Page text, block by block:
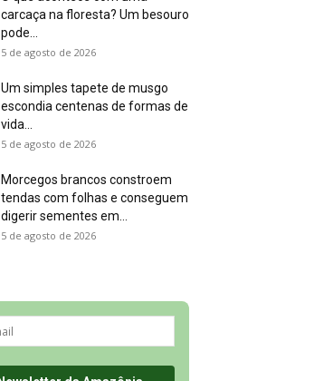
carcaça na floresta? Um besouro
pode...
5 de agosto de 2026
Um simples tapete de musgo
escondia centenas de formas de
vida...
5 de agosto de 2026
Morcegos brancos constroem
tendas com folhas e conseguem
digerir sementes em...
5 de agosto de 2026